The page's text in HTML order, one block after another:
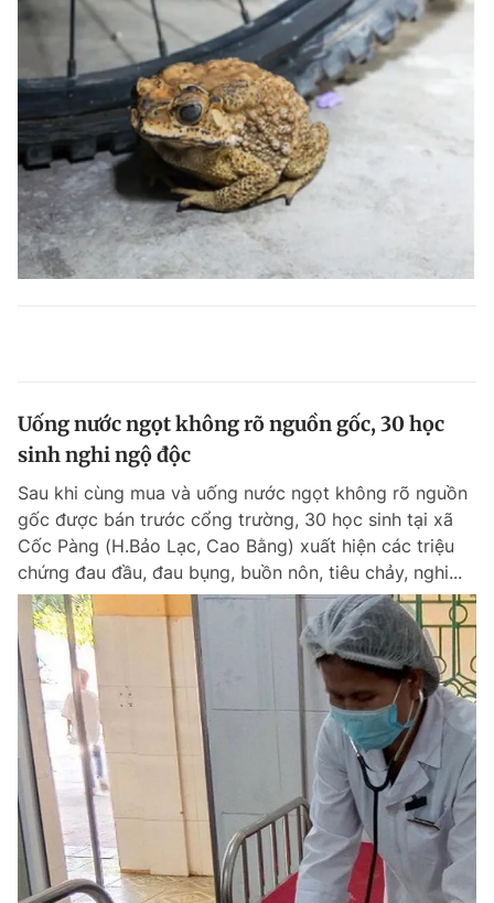
Uống nước ngọt không rõ nguồn gốc, 30 học
sinh nghi ngộ độc
Sau khi cùng mua và uống nước ngọt không rõ nguồn
gốc được bán trước cổng trường, 30 học sinh tại xã
Cốc Pàng (H.Bảo Lạc, Cao Bằng) xuất hiện các triệu
chứng đau đầu, đau bụng, buồn nôn, tiêu chảy, nghi...